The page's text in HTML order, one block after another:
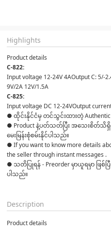
Highlights
Product details
C-822:
Input voltage 12-24V 4AOutput C: 5/-
9V/2A 12V/1.5A
C-825:
Input voltage DC 12-24VOutput
● ထိုင်းနိုင်ငံမှ တင်သွင်းထားတဲ့ Authentic
● Product နဲ့ပတ်သတ်ပြီး အသေးစိတ်သိရှိ
မေးမြန်းစုံစမ်းနိုင်ပါသည်။
● If you want to know more details
the seller through instant messages .
● သတိပြုရန် - Preorder မှာယူရမှာ ဖြစ်ပ
ပါသည်။
Description
Product details